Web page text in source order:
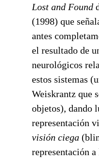
Lost and Found
(1998) que
antes
el resultado de
neurológicos
estos sistemas
Weiskrantz que
objetos), dando
representación
visión ciega
representación